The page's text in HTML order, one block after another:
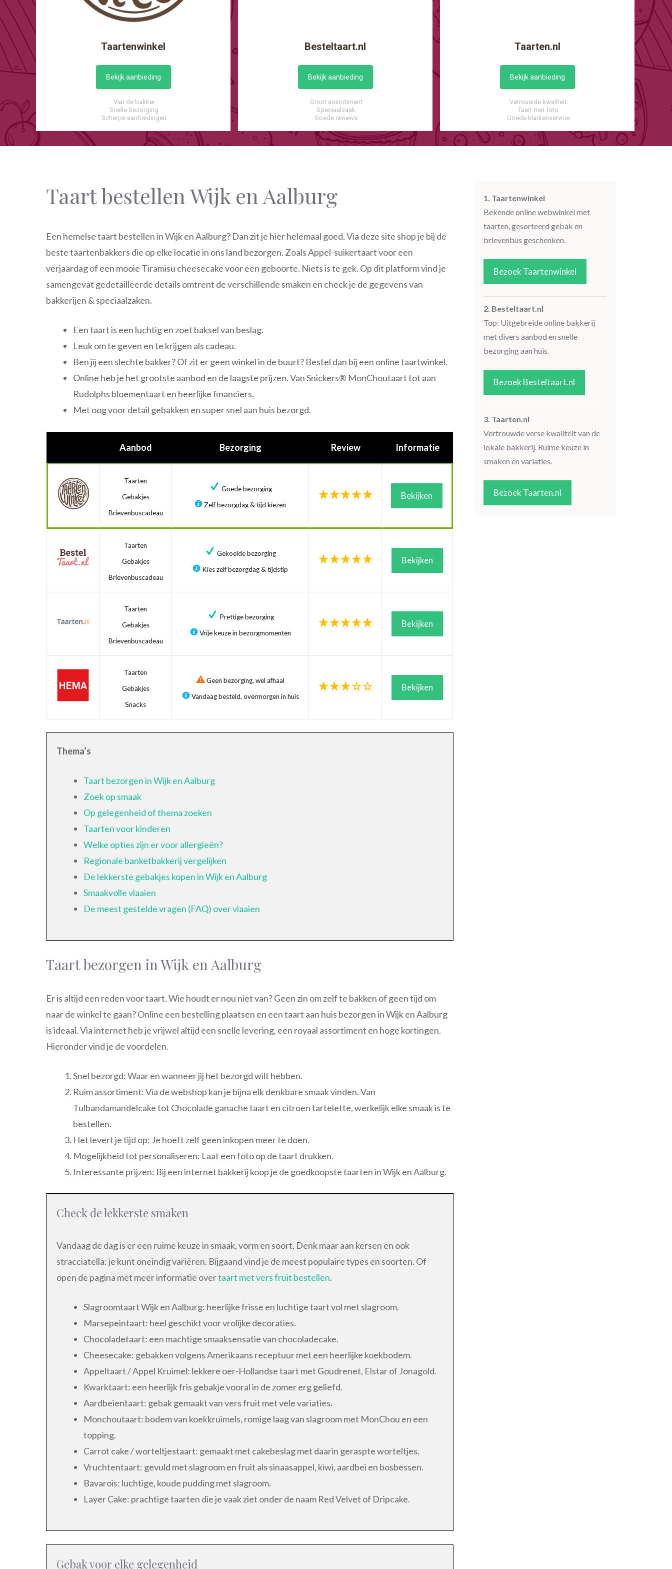
Taartenwinkel
Bekijk aanbieding
Van de bakker
Snelle bezorging
Scherpe aanbiedingen
Besteltaart.nl
Bekijk aanbieding
Groot assortiment
Speciaalzaak
Goede reviews
Taarten.nl
Bekijk aanbieding
Vetrouwde kwaliteit
Taart met foto
Goede klantenservice
Taart bestellen Wijk en Aalburg
Een hemelse taart bestellen in Wijk en Aalburg? Dan zit je hier helemaal goed. Via deze site shop je bij de
beste taartenbakkers die op elke locatie in ons land bezorgen. Zoals Appel-suikertaart voor een
verjaardag of een mooie Tiramisu cheesecake voor een geboorte. Niets is te gek. Op dit platform vind je
samengevat gedetailleerde details omtrent de verschillende smaken en check je de gegevens van
bakkerijen & speciaalzaken.
Een taart is een luchtig en zoet baksel van beslag.
Leuk om te geven en te krijgen als cadeau.
Ben jij een slechte bakker? Of zit er geen winkel in de buurt? Bestel dan bij een online taartwinkel.
Online heb je het grootste aanbod en de laagste prijzen. Van Snickers® MonChoutaart tot aan
Rudolphs bloementaart en heerlijke financiers.
Met oog voor detail gebakken en super snel aan huis bezorgd.
Aanbod Bezorging Review Informatie
Taarten
Gebakjes
Brievenbuscadeau
Goede bezorging
Zelf bezorgdag & tijd kiezen
Bekijken
Taarten
Gebakjes
Brievenbuscadeau
Gekoelde bezorging
Kies zelf bezorgdag & tijdstip
Bekijken
Taarten
Gebakjes
Brievenbuscadeau
Prettige bezorging
Vrije keuze in bezorgmomenten
Bekijken
Taarten
Gebakjes
Snacks
Geen bezorging, wel afhaal
Vandaag besteld, overmorgen in huis
Bekijken
Thema’s
Taart bezorgen in Wijk en Aalburg
Zoek op smaak
Op gelegenheid of thema zoeken
Taarten voor kinderen
Welke opties zijn er voor allergieën?
Regionale banketbakkerij vergelijken
De lekkerste gebakjes kopen in Wijk en Aalburg
Smaakvolle vlaaien
De meest gestelde vragen (FAQ) over vlaaien
Taart bezorgen in Wijk en Aalburg
Er is altijd een reden voor taart. Wie houdt er nou niet van? Geen zin om zelf te bakken of geen tijd om
naar de winkel te gaan? Online een bestelling plaatsen en een taart aan huis bezorgen in Wijk en Aalburg
is ideaal. Via internet heb je vrijwel altijd een snelle levering, een royaal assortiment en hoge kortingen.
Hieronder vind je de voordelen.
Snel bezorgd: Waar en wanneer jij het bezorgd wilt hebben.
Ruim assortiment: Via de webshop kan je bijna elk denkbare smaak vinden. Van
Tulbandamandelcake tot Chocolade ganache taart en citroen tartelette, werkelijk elke smaak is te
bestellen.
Het levert je tijd op: Je hoeft zelf geen inkopen meer te doen.
Mogelijkheid tot personaliseren: Laat een foto op de taart drukken.
Interessante prijzen: Bij een internet bakkerij koop je de goedkoopste taarten in Wijk en Aalburg.
Check de lekkerste smaken
Vandaag de dag is er een ruime keuze in smaak, vorm en soort. Denk maar aan kersen en ook
stracciatella: je kunt oneindig variëren. Bijgaand vind je de meest populaire types en soorten. Of
open de pagina met meer informatie overtaart met vers fruit bestellen.
Slagroomtaart Wijk en Aalburg: heerlijke frisse en luchtige taart vol met slagroom.
Marsepeintaart: heel geschikt voor vrolijke decoraties.
Chocoladetaart: een machtige smaaksensatie van chocoladecake.
Cheesecake: gebakken volgens Amerikaans receptuur met een heerlijke koekbodem.
Appeltaart / Appel Kruimel: lekkere oer-Hollandse taart met Goudrenet, Elstar of Jonagold.
Kwarktaart: een heerlijk fris gebakje vooral in de zomer erg geliefd.
Aardbeientaart: gebak gemaakt van vers fruit met vele variaties.
Monchoutaart: bodem van koekkruimels, romige laag van slagroom met MonChou en een
topping.
Carrot cake / worteltjestaart: gemaakt met cakebeslag met daarin geraspte worteltjes.
Vruchtentaart: gevuld met slagroom en fruit als sinaasappel, kiwi, aardbei en bosbessen.
Bavarois: luchtige, koude pudding met slagroom.
Layer Cake: prachtige taarten die je vaak ziet onder de naam Red Velvet of Dripcake.
Gebak voor elke gelegenheid
1. Taartenwinkel
Bekende online webwinkel met
taarten, gesorteerd gebak en
brievenbus geschenken.
Bezoek Taartenwinkel
2. Besteltaart.nl
Top: Uitgebreide online bakkerij
met divers aanbod en snelle
bezorging aan huis.
Bezoek Besteltaart.nl
3. Taarten.nl
Vertrouwde verse kwaliteit van de
lokale bakkerij. Ruime keuze in
smaken en variaties.
Bezoek Taarten.nl